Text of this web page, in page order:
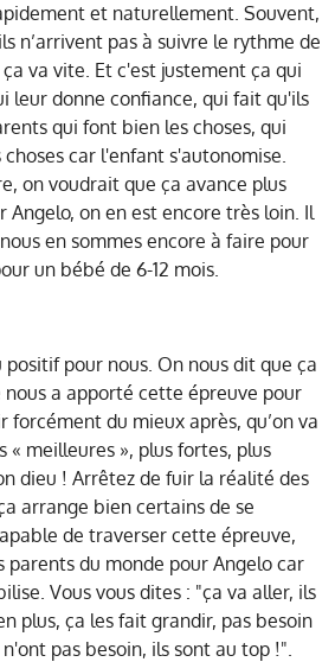
et naturellement. Souvent,
n’arrivent pas à suivre le rythme de
va vite. Et c'est justement ça qui
leur donne confiance, qui fait qu'ils
qui font bien les choses, qui
car l'enfant s'autonomise.
on voudrait que ça avance plus
Angelo, on en est encore très loin. Il
en sommes encore à faire pour
un bébé de 6-12 mois.
pour nous. On nous dit que ça
a apporté cette épreuve pour
forcément du mieux après, qu’on va
« meilleures », plus fortes, plus
dieu ! Arrêtez de fuir la réalité des
arrange bien certains de se
de traverser cette épreuve,
parents du monde pour Angelo car
Vous vous dites : "ça va aller, ils
plus, ça les fait grandir, pas besoin
pas besoin, ils sont au top !".